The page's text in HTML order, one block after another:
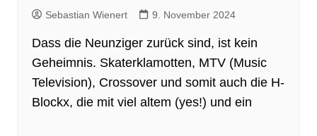
Sebastian Wienert 9. November 2024
Dass die Neunziger zurück sind, ist kein
Geheimnis. Skaterklamotten, MTV (Music
Television), Crossover und somit auch die H-
Blockx, die mit viel altem (yes!) und ein